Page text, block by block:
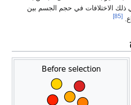
ذلك الاختلافات في حجم الجسم بين
[85]